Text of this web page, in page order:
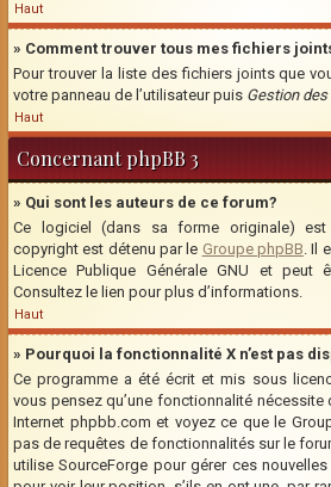
Haut
» Comment trouver tous mes fichiers
Pour trouver la liste des fichiers joints que
votre panneau de l’utilisateur puis Gestion
Haut
Concernant phpBB 3
» Qui sont les auteurs de ce forum?
Ce logiciel (dans sa forme originale)
copyright est détenu par le Groupe phpBB. Il
Licence Publique Générale GNU et peut
Consultez le lien pour plus d’informations.
Haut
» Pourquoi la fonctionnalité X n’est pas
Ce programme a été écrit et mis sous
vous pensez qu’une fonctionnalité nécessite
Internet phpbb.com et voyez ce que le
pas de requêtes de fonctionnalités sur le
utilise SourceForge pour gérer ces